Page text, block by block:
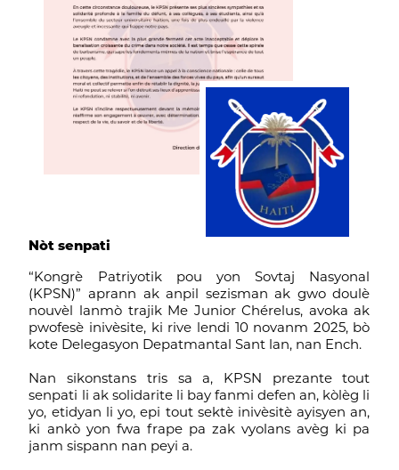
Nòt senpati
“Kongrè Patriyotik pou yon Sovtaj Nasyonal
(KPSN)” aprann ak anpil sezisman ak gwo doulè
nouvèl lanmò trajik Me Junior Chérelus, avoka ak
pwofesè inivèsite, ki rive lendi 10 novanm 2025, bò
kote Delegasyon Depatmantal Sant lan, nan Ench.
Nan sikonstans tris sa a, KPSN prezante tout
senpati li ak solidarite li bay fanmi defen an, kòlèg li
yo, etidyan li yo, epi tout sektè inivèsitè ayisyen an,
ki ankò yon fwa frape pa zak vyolans avèg ki pa
janm sispann nan peyi a.